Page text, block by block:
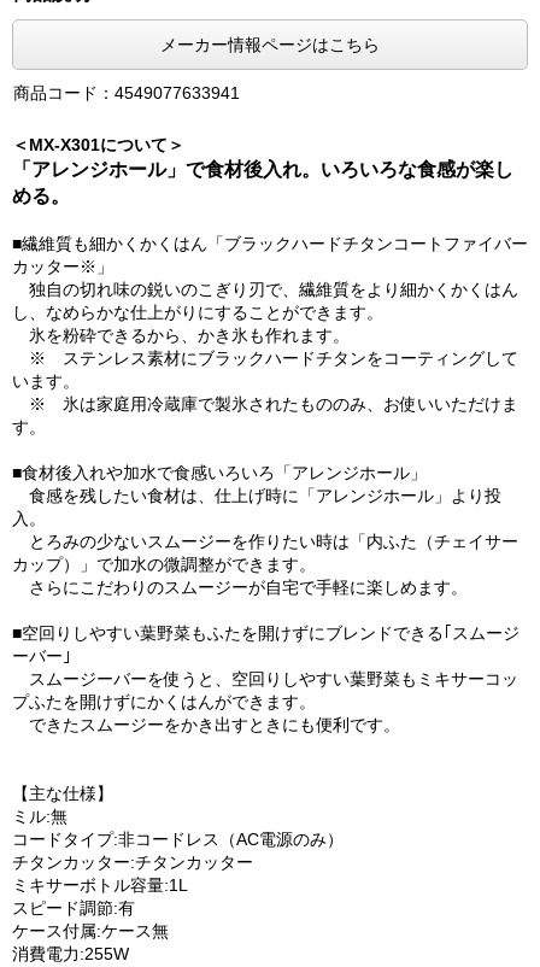
メーカー情報ページはこちら
商品コード：4549077633941
＜MX-X301について＞
「アレンジホール」で食材後入れ。いろいろな食感が楽し
める。
■繊維質も細かくかくはん「ブラックハードチタンコートファイバー
カッター※」
独自の切れ味の鋭いのこぎり刃で、繊維質をより細かくかくはん
し、なめらかな仕上がりにすることができます。
氷を粉砕できるから、かき氷も作れます。
※ ステンレス素材にブラックハードチタンをコーティングして
います。
※ 氷は家庭用冷蔵庫で製氷されたもののみ、お使いいただけま
す。
■食材後入れや加水で食感いろいろ「アレンジホール」
食感を残したい食材は、仕上げ時に「アレンジホール」より投
入。
とろみの少ないスムージーを作りたい時は「内ふた（チェイサー
カップ）」で加水の微調整ができます。
さらにこだわりのスムージーが自宅で手軽に楽しめます。
■空回りしやすい葉野菜もふたを開けずにブレンドできる｢スムージ
ーバー｣
スムージーバーを使うと、空回りしやすい葉野菜もミキサーコッ
プふたを開けずにかくはんができます。
できたスムージーをかき出すときにも便利です。
【主な仕様】
ミル:無
コードタイプ:非コードレス（AC電源のみ）
チタンカッター:チタンカッター
ミキサーボトル容量:1L
スピード調節:有
ケース付属:ケース無
消費電力:255W